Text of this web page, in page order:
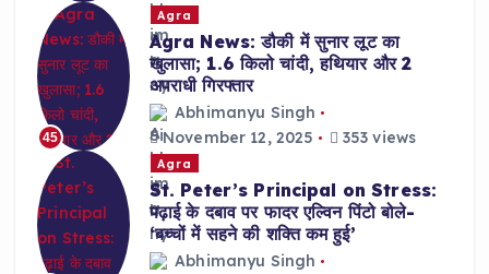
45
Agra
Agra News: डौकी में सुनार लूट का
खुलासा; 1.6 किलो चांदी, हथियार और 2
अपराधी गिरफ्तार
Abhimanyu Singh
November 12, 2025
353 views
Agra
St. Peter’s Principal on Stress:
पढ़ाई के दबाव पर फादर एल्विन पिंटो बोले-
‘बच्चों में सहने की शक्ति कम हुई’
Abhimanyu Singh